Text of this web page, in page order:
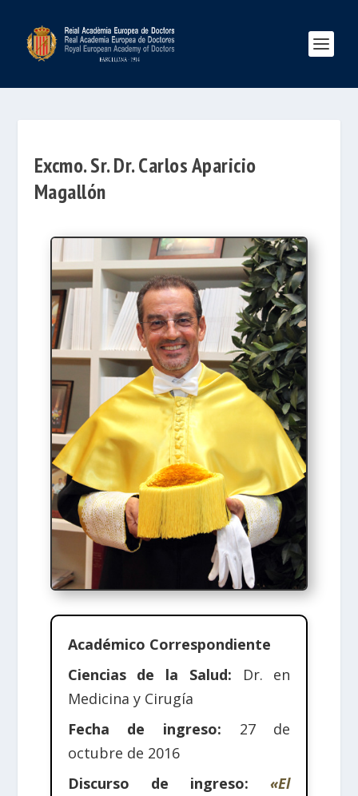
Excmo. Sr. Dr. Carlos Aparicio
Magallón
Académico Correspondiente
Ciencias de la Salud: Dr. en
Medicina y Cirugía
Fecha de ingreso: 27 de
octubre de 2016
Discurso de ingreso:«El